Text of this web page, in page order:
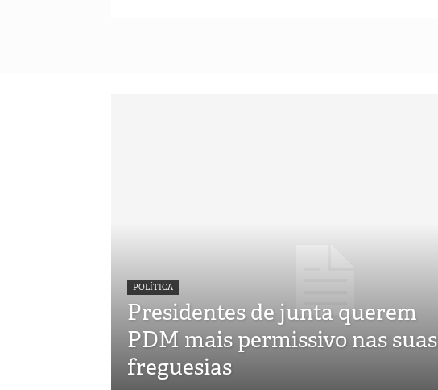
POLÍTICA
Presidentes de junta querem
PDM mais permissivo nas suas
freguesias